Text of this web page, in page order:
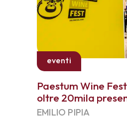
eventi
Paestum Wine
oltre 20mila
EMILIO PIPIA